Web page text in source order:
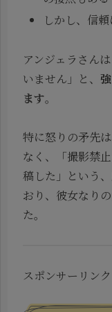
しかし、信
アンジェラさん
いません」と、
ます。
特に怒りの矛先
なく、「撮影禁
稿した」という、
おり、彼女なり
た。
スポンサーリンク